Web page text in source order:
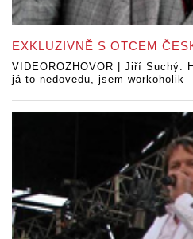
EXKLUZIVNĚ S OTCEM
VIDEOROZHOVOR | Jiří Suchý:
já to nedovedu, jsem workoholik